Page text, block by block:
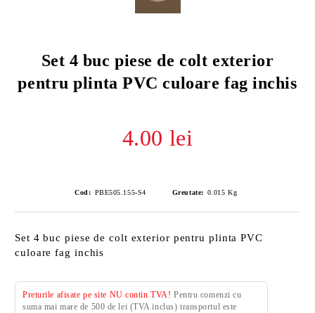
Set 4 buc piese de colt exterior
pentru plinta PVC culoare fag inchis
4.00 lei
Cod: PBE505.155-S4 Greutate: 0.015 Kg
Set 4 buc piese de colt exterior pentru plinta PVC
culoare fag inchis
Preturile afisate pe site NU contin TVA! Pentru comenzi cu
suma mai mare de 500 de lei (TVA inclus) transportul este